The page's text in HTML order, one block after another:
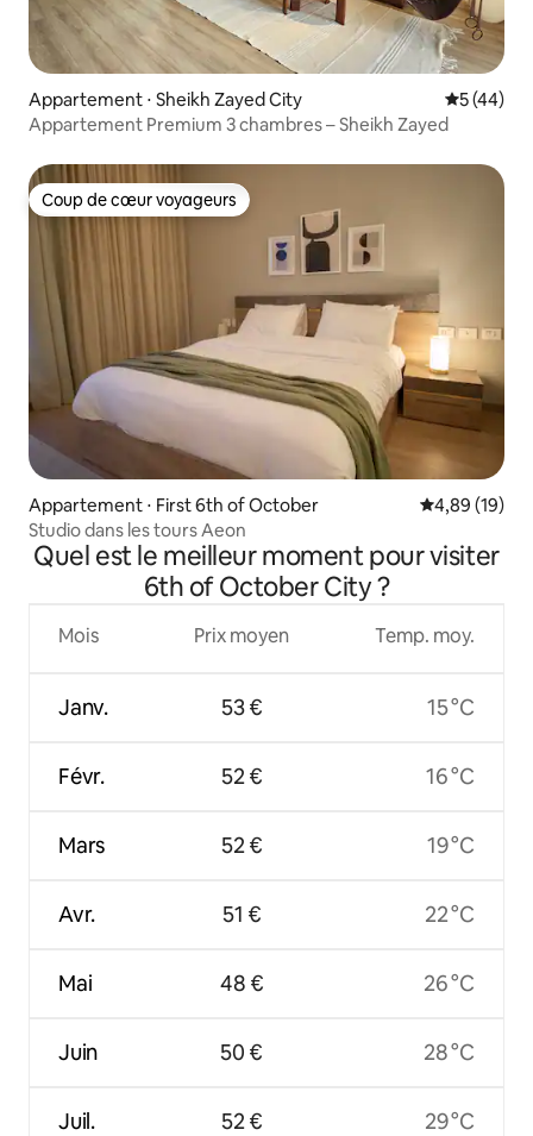
Appartement ⋅ Sheikh Zayed City
5 (44)
Appartement Premium 3 chambres – Sheikh Zayed
Coup de cœur voyageurs
Coup de cœur voyageurs
Appartement ⋅ First 6th of October Évaluation
4,89 (19)
Studio dans les tours Aeon
Quel est le meilleur moment pour visiter
6th of October City ?
Mois
Janv.
Févr.
Mars
Avr.
Mai
Juin
Juil.
Prix moyen
53 €
52 €
52 €
51 €
48 €
50 €
52 €
Temp. moy.
15 °C
16 °C
19 °C
22 °C
26 °C
28 °C
29 °C